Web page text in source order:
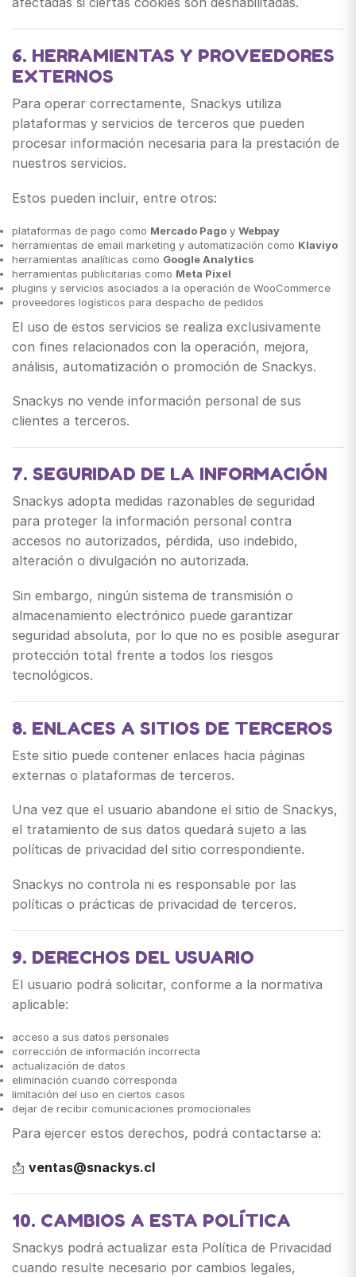
6. HERRAMIENTAS Y PROVEEDORES
EXTERNOS
Para operar correctamente, Snackys utiliza
plataformas y servicios de terceros que pueden
procesar información necesaria para la prestación de
nuestros servicios.
Estos pueden incluir, entre otros:
plataformas de pago como Mercado Pago y Webpay
herramientas de email marketing y automatización como Klaviyo
herramientas analíticas como Google Analytics
herramientas publicitarias como Meta Pixel
plugins y servicios asociados a la operación de WooCommerce
proveedores logísticos para despacho de pedidos
El uso de estos servicios se realiza exclusivamente
con fines relacionados con la operación, mejora,
análisis, automatización o promoción de Snackys.
Snackys no vende información personal de sus
clientes a terceros.
7. SEGURIDAD DE LA INFORMACIÓN
Snackys adopta medidas razonables de seguridad
para proteger la información personal contra
accesos no autorizados, pérdida, uso indebido,
alteración o divulgación no autorizada.
Sin embargo, ningún sistema de transmisión o
almacenamiento electrónico puede garantizar
seguridad absoluta, por lo que no es posible asegurar
protección total frente a todos los riesgos
tecnológicos.
8. ENLACES A SITIOS DE TERCEROS
Este sitio puede contener enlaces hacia páginas
externas o plataformas de terceros.
Una vez que el usuario abandone el sitio de Snackys,
el tratamiento de sus datos quedará sujeto a las
políticas de privacidad del sitio correspondiente.
Snackys no controla ni es responsable por las
políticas o prácticas de privacidad de terceros.
9. DERECHOS DEL USUARIO
El usuario podrá solicitar, conforme a la normativa
aplicable:
acceso a sus datos personales
corrección de información incorrecta
actualización de datos
eliminación cuando corresponda
limitación del uso en ciertos casos
dejar de recibir comunicaciones promocionales
Para ejercer estos derechos, podrá contactarse a:
📩 ventas@snackys.cl
10. CAMBIOS A ESTA POLÍTICA
Snackys podrá actualizar esta Política de Privacidad
cuando resulte necesario por cambios legales,